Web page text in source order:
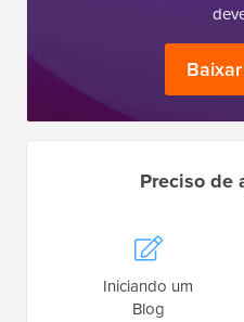
Preciso de
Iniciando um
Blog